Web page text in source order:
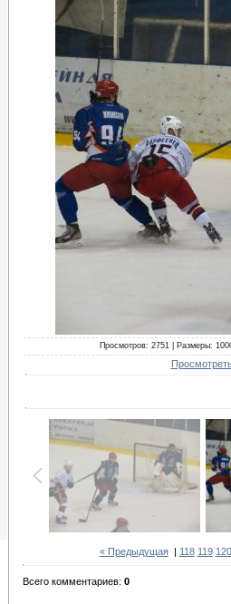
Просмотров: 2751 | Размеры:
« Предыдущая| 118 119 120
Всего комментариев: 0